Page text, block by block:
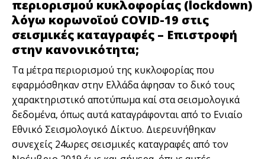
περιορισμού κυκλοφορίας (lockdown)
λόγω κορωνοϊού COVID-19 στις
σεισμικές καταγραφές – Επιστροφή
στην κανονικότητα;
Tα μέτρα περιορισμού της κυκλοφορίας που
εφαρμόσθηκαν στην Ελλάδα άφησαν το δικό τους
χαρακτηριστικό αποτύπωμα καί στα σεισμολογικά
δεδομένα, όπως αυτά καταγράφονται από το Ενιαίο
Εθνικό Σεισμολογικό Δίκτυο. Διερευνήθηκαν
συνεχείς 24ωρες σεισμικές καταγραφές από τον